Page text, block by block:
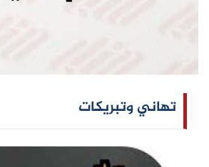
تهاني وتبريكات